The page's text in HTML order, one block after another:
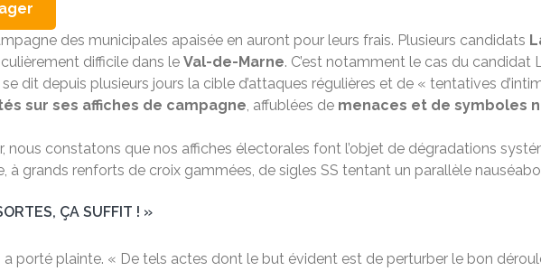
des municipales apaisée en auront pour leurs frais. Plusieurs candidats
difficile dans le Val-de-Marne. C’est notamment le cas du candidat
se dit depuis plusieurs jours la cible d’attaques régulières et de « tentatives
sur ses affiches de campagne, affublées de menaces et de symboles
nous constatons que nos affiches électorales font l’objet de dégradations
à grands renforts de croix gammées, de sigles SS tentant un parallèle
ÇA SUFFIT ! »
porté plainte. « De tels actes dont le but évident est de perturber le bon